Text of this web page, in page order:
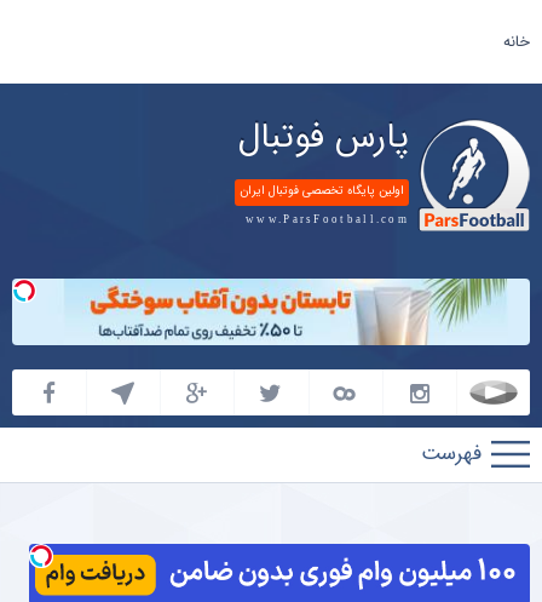
خانه
پارس فوتبال
اولین پایگاه تخصصی فوتبال ایران
www.ParsFootball.com
پارس
فوتبال